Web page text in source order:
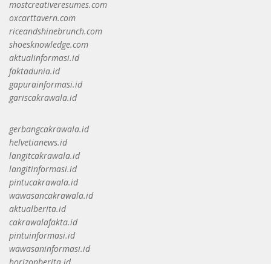
mostcreativeresumes.com
oxcarttavern.com
riceandshinebrunch.com
shoesknowledge.com
aktualinformasi.id
faktadunia.id
gapurainformasi.id
gariscakrawala.id
gerbangcakrawala.id
helvetianews.id
langitcakrawala.id
langitinformasi.id
pintucakrawala.id
wawasancakrawala.id
aktualberita.id
cakrawalafakta.id
pintuinformasi.id
wawasaninformasi.id